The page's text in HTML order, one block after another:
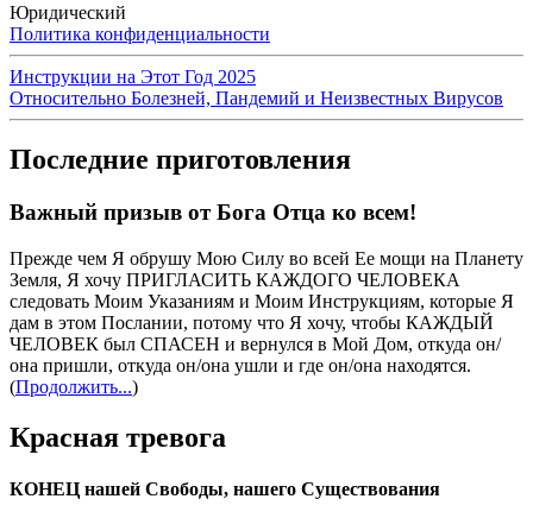
Юридический
Политика конфиденциальности
Инструкции на Этот Год 2025
Относительно Болезней, Пандемий и Неизвестных Вирусов
Последние приготовления
Важный призыв от Бога Отца ко всем!
Прежде чем Я обрушу Мою Силу во всей Ее мощи на Планету
Земля, Я хочу ПРИГЛАСИТЬ КАЖДОГО ЧЕЛОВЕКА
следовать Моим Указаниям и Моим Инструкциям, которые Я
дам в этом Послании, потому что Я хочу, чтобы КАЖДЫЙ
ЧЕЛОВЕК был СПАСЕН и вернулся в Мой Дом, откуда он/
она пришли, откуда он/она ушли и где он/она находятся.
(Продолжить...)
Красная тревога
КОНЕЦ нашей Свободы, нашего Существования